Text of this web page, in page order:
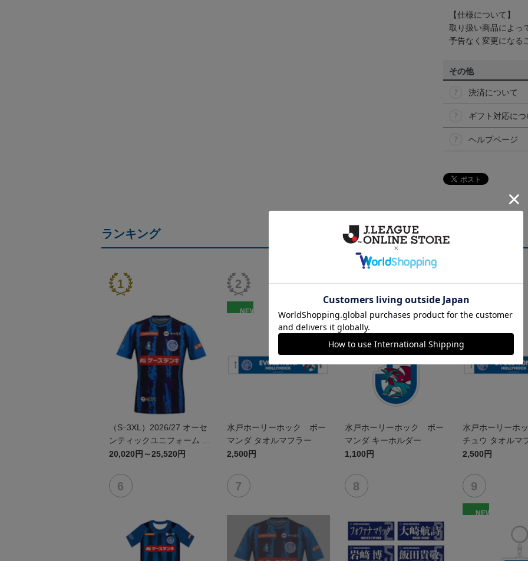
【仕様について】
取り扱い商品によっ
予告なく変更になる
その他
決済について
ギフト対応に
ヘルプページ
ランキング
（Sｰ3XL）2026/27 オーセ
ンティックユニフォーム F
P 1st
20,020円～25,520円
NEW
水戸ホーリーホック ボー
マンダ タオルマフラー
2,500円
NEW
水戸ホーリーホック ボー
マンダ キーホルダー
1,100円
NEW
水戸ホーリーホ
チュウ タオルマ
2,500円
NEW